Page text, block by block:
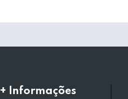
+ Informações